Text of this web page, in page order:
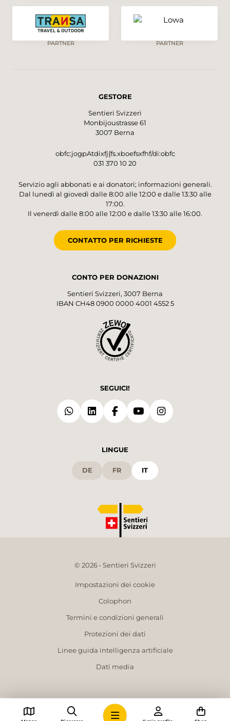
PARTNER PARTNER
GESTORE
Sentieri Svizzeri
Monbijoustrasse 61
3007 Berna
obfc:jogpAtdixfj{fs.xboefsxfhf/di:obfc
031 370 10 20
Servizio agli abbonati e ai donatori; informazioni generali.
Dal lunedì al giovedì dalle 8:00 alle 12:00 e dalle 13:30 alle
17:00.
Il venerdì dalle 8:00 alle 12:00 e dalle 13:30 alle 16:00.
CONTATTO PER RICHIESTE
CONTO PER DONAZIONI
Sentieri Svizzeri, 3007 Berna
IBAN CH48 0900 0000 4001 4552 5
SEGUICI!
LINGUE
DE FR IT
© 2026 • Sentieri Svizzeri
Impostazioni dei cookie
Colophon
Termini e condizioni generali
Protezioni dei dati
Linee guida intelligenza artificiale
Dati media